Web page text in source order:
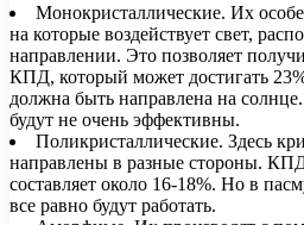
Монокристаллические. Их
на которые воздействует свет,
направлении. Это позволяет
КПД, который может достигать
должна быть направлена на
будут не очень эффективны.
Поликристаллические. Здесь
направлены в разные стороны.
составляет около 16-18%. Но в
все равно будут работать.